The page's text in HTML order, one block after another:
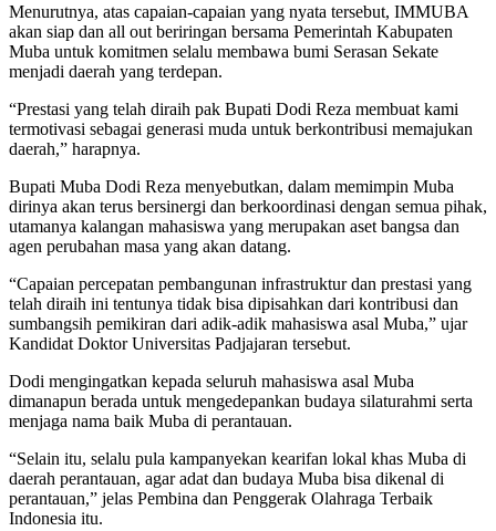
Menurutnya, atas capaian-capaian yang nyata tersebut, IMMUBA
akan siap dan all out beriringan bersama Pemerintah Kabupaten
Muba untuk komitmen selalu membawa bumi Serasan Sekate
menjadi daerah yang terdepan.
“Prestasi yang telah diraih pak Bupati Dodi Reza membuat kami
termotivasi sebagai generasi muda untuk berkontribusi memajukan
daerah,” harapnya.
Bupati Muba Dodi Reza menyebutkan, dalam memimpin Muba
dirinya akan terus bersinergi dan berkoordinasi dengan semua pihak,
utamanya kalangan mahasiswa yang merupakan aset bangsa dan
agen perubahan masa yang akan datang.
“Capaian percepatan pembangunan infrastruktur dan prestasi yang
telah diraih ini tentunya tidak bisa dipisahkan dari kontribusi dan
sumbangsih pemikiran dari adik-adik mahasiswa asal Muba,” ujar
Kandidat Doktor Universitas Padjajaran tersebut.
Dodi mengingatkan kepada seluruh mahasiswa asal Muba
dimanapun berada untuk mengedepankan budaya silaturahmi serta
menjaga nama baik Muba di perantauan.
“Selain itu, selalu pula kampanyekan kearifan lokal khas Muba di
daerah perantauan, agar adat dan budaya Muba bisa dikenal di
perantauan,” jelas Pembina dan Penggerak Olahraga Terbaik
Indonesia itu.